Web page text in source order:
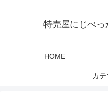
特売屋にじべっ
HOME
カテ